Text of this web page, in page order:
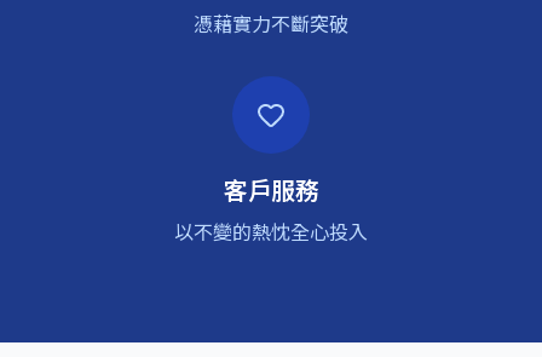
憑藉實力不斷突破
客戶服務
以不變的熱忱全心投入